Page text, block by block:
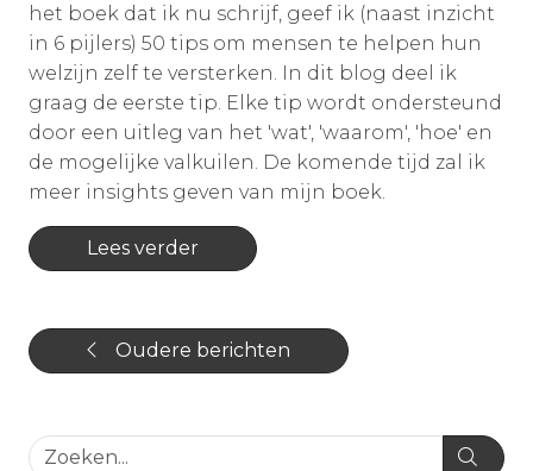
het boek dat ik nu schrijf, geef ik (naast inzicht
in 6 pijlers) 50 tips om mensen te helpen hun
welzijn zelf te versterken. In dit blog deel ik
graag de eerste tip. Elke tip wordt ondersteund
door een uitleg van het 'wat', 'waarom', 'hoe' en
de mogelijke valkuilen. De komende tijd zal ik
meer insights geven van mijn boek.
Lees verder
Oudere berichten